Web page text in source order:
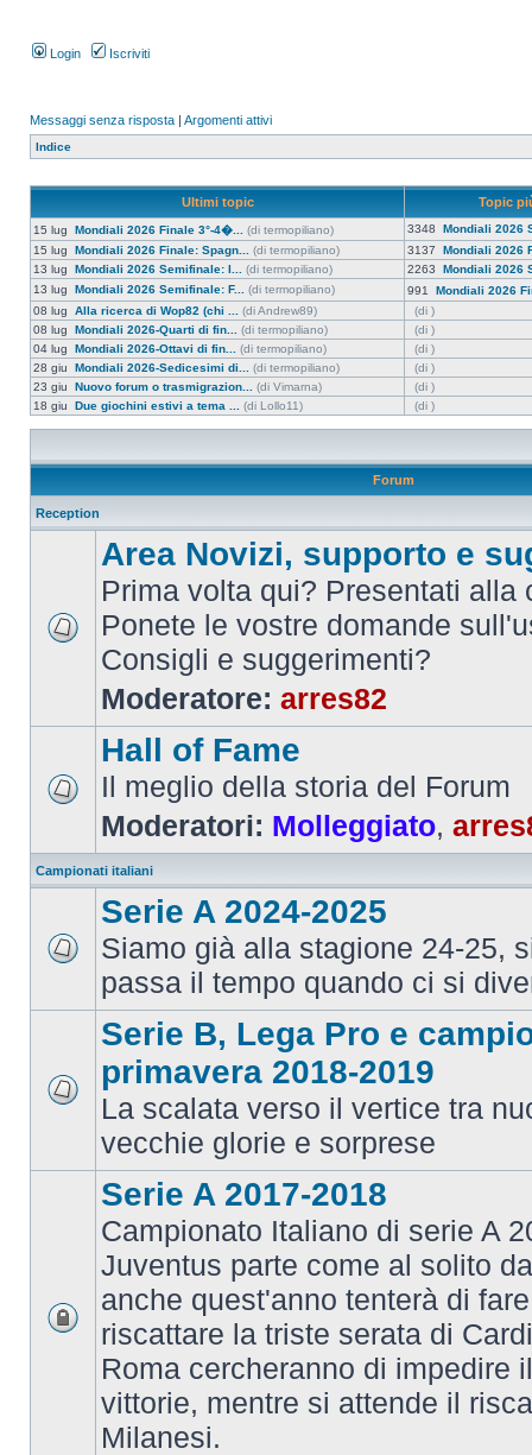
Login Iscriviti
Messaggi senza risposta | Argomenti attivi
Indice
Ultimi topic Topic
15 lug Mondiali 2026 Finale 3°-4�... (di termopiliano) 3348 Mondiali 2026
15 lug Mondiali 2026 Finale: Spagn... (di termopiliano) 3137 Mondiali 2026
13 lug Mondiali 2026 Semifinale: I... (di termopiliano) 2263 Mondiali 2026
13 lug Mondiali 2026 Semifinale: F... (di termopiliano) 991 Mondiali 2026
08 lug Alla ricerca di Wop82 (chi ... (di Andrew89)
(di )
08 lug Mondiali 2026-Quarti di fin... (di termopiliano)
(di )
04 lug Mondiali 2026-Ottavi di fin... (di termopiliano)
(di )
28 giu Mondiali 2026-Sedicesimi di... (di termopiliano)
(di )
23 giu Nuovo forum o trasmigrazion... (di Vimarna)
(di )
18 giu Due giochini estivi a tema ... (di Lollo11) (di )
Forum
Reception
Area Novizi, supporto e
Prima volta qui? Presentati alla
Ponete le vostre domande
Consigli e suggerimenti?
Moderatore: arres82
Hall of Fame
Il meglio della storia del Forum
Moderatori: Molleggiato,
Campionati italiani
Serie A 2024-2025
Siamo già alla stagione 24-25,
passa il tempo quando ci si
Serie B, Lega Pro e
primavera 2018-2019
La scalata verso il vertice tra
vecchie glorie e sorprese
Serie A 2017-2018
Campionato Italiano di serie A
Juventus parte come al solito
anche quest'anno tenterà di
riscattare la triste serata di
Roma cercheranno di impedire
vittorie, mentre si attende il
Milanesi.